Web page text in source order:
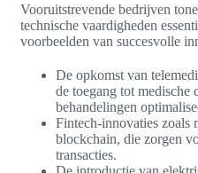
Vooruitstrevende bedrijven
technische vaardigheden
voorbeelden van succesvolle
De opkomst van
de toegang tot medische
behandelingen
Fintech-innovaties zoals
blockchain, die zorgen
transacties.